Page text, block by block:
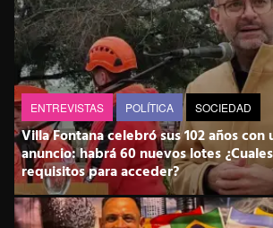
ENTREVISTAS POLÍTICA SOCIEDAD
Villa Fontana celebró sus 102 años
anuncio: habrá 60 nuevos lotes
requisitos para acceder?